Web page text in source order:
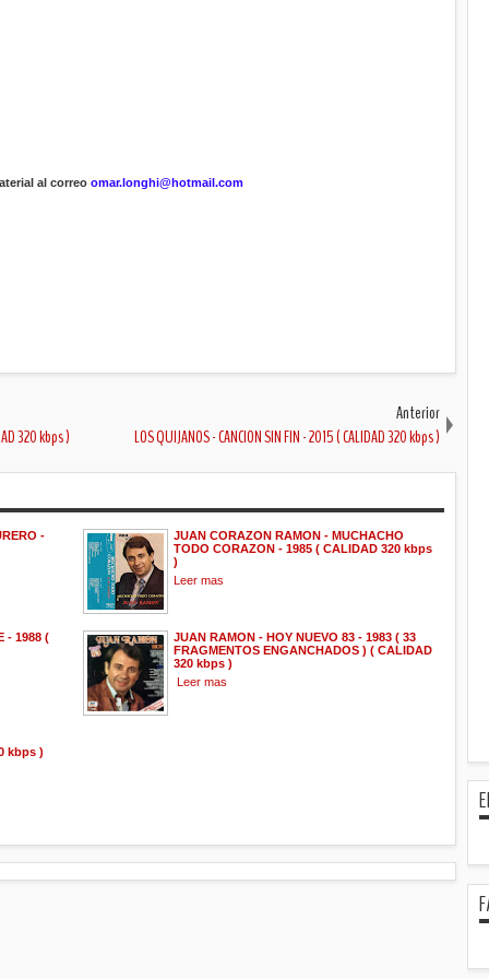
al correo omar.longhi@hotmail.com
320 kbps )
Anterior
LOS QUIJANOS - CANCION SIN FIN - 2015 ( CALIDAD 320 kbps )
-
JUAN CORAZON RAMON - MUCHACHO
TODO CORAZON - 1985 ( CALIDAD 320 kbps
)
Leer mas
- 1988 (
JUAN RAMON - HOY NUEVO 83 - 1983 ( 33
FRAGMENTOS ENGANCHADOS ) ( CALIDAD
320 kbps )
Leer mas
kbps )